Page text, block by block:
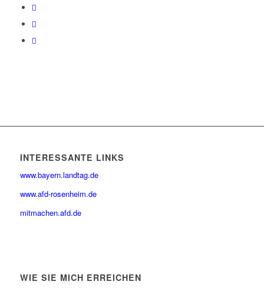
INTERESSANTE LINKS
www.bayern.landtag.de
www.afd-rosenheim.de
mitmachen.afd.de
WIE SIE MICH ERREICHEN